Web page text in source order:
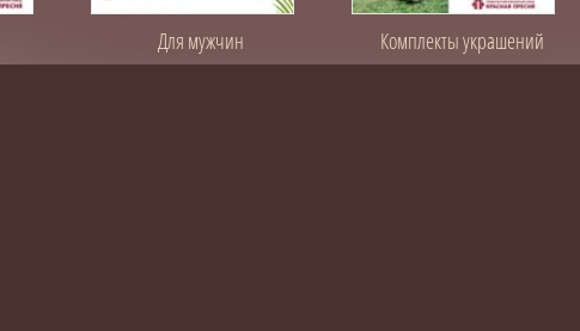
Для мужчин Комплекты украшений